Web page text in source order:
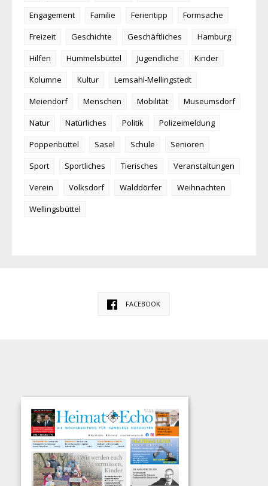
Engagement
Familie Ferientipp
Formsache
Freizeit
Geschichte Geschäftliches
Hamburg
Hilfen
Hummelsbüttel Jugendliche
Kinder
Kolumne
Kultur
Lemsahl-Mellingstedt
Meiendorf
Menschen Mobilität
Museumsdorf
Natur
Natürliches Politik
Polizeimeldung
Poppenbüttel
Sasel Schule
Senioren
Sport
Sportliches Tierisches
Veranstaltungen
Verein
Volksdorf Walddörfer
Weihnachten
Wellingsbüttel
FACEBOOK